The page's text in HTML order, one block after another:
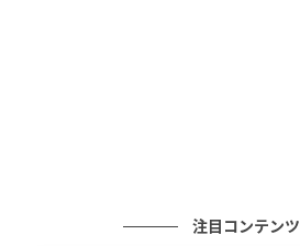
注目コンテンツ